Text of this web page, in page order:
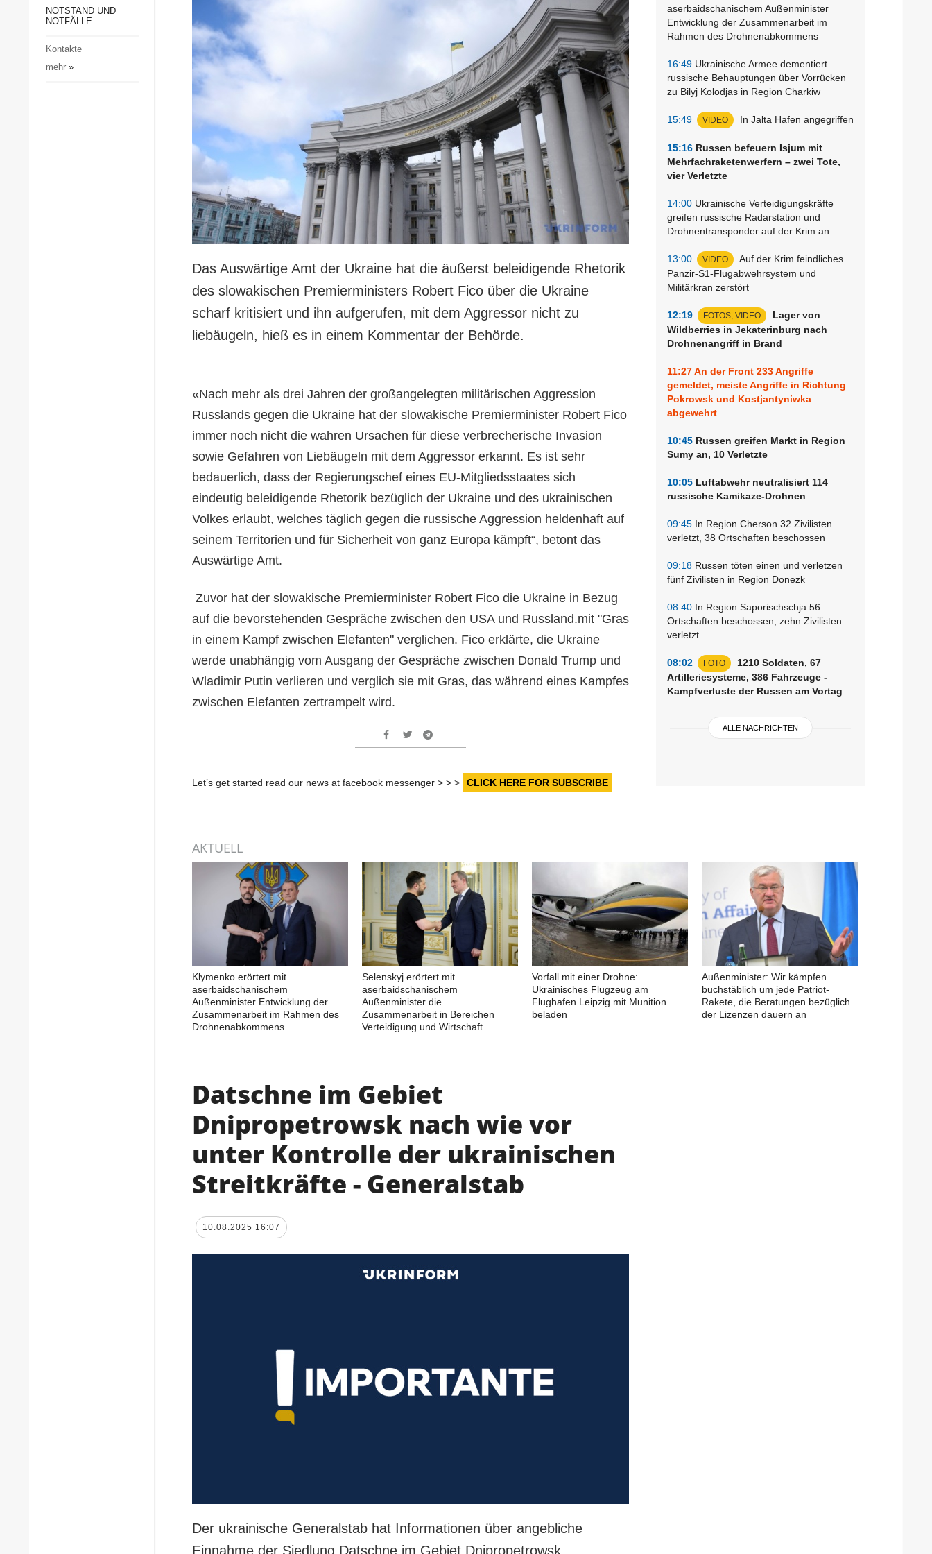
Gesellschaft und Kultur
Notstand und Notfälle
NOTSTAND UND
NOTFÄLLE
Kontakte
mehr»
aserbaidschanischem Außenminister
Entwicklung der Zusammenarbeit im
Rahmen des Drohnenabkommens
16:49 Ukrainische Armee dementiert
russische Behauptungen über Vorrücken
zu Bilyj Kolodjas in Region Charkiw
15:49 VIDEO In Jalta Hafen angegriffen
15:16 Russen befeuern Isjum mit
Mehrfachraketenwerfern – zwei Tote,
vier Verletzte
14:00 Ukrainische Verteidigungskräfte
greifen russische Radarstation und
Drohnentransponder auf der Krim an
13:00 VIDEO
Auf der Krim feindliches
Panzir-S1-Flugabwehrsystem und
Militärkran zerstört
12:19 FOTOS, VIDEO
Lager von
Wildberries in Jekaterinburg nach
Drohnenangriff in Brand
11:27An der Front 233 Angriffe
gemeldet, meiste Angriffe in Richtung
Pokrowsk und Kostjantyniwka
abgewehrt
10:45 Russen greifen Markt in Region
Sumy an, 10 Verletzte
10:05 Luftabwehr neutralisiert 114
russische Kamikaze-Drohnen
09:45 In Region Cherson 32 Zivilisten
verletzt, 38 Ortschaften beschossen
09:18 Russen töten einen und verletzen
fünf Zivilisten in Region Donezk
08:40 In Region Saporischschja 56
Ortschaften beschossen, zehn Zivilisten
verletzt
08:02 FOTO
1210 Soldaten, 67
Artilleriesysteme, 386 Fahrzeuge -
Kampfverluste der Russen am Vortag
ALLE NACHRICHTEN
Das Auswärtige Amt der Ukraine hat die äußerst beleidigende Rhetorik
des slowakischen Premierministers Robert Fico über die Ukraine
scharf kritisiert und ihn aufgerufen, mit dem Aggressor nicht zu
liebäugeln, hieß es in einem Kommentar der Behörde.
«Nach mehr als drei Jahren der großangelegten militärischen Aggression
Russlands gegen die Ukraine hat der slowakische Premierminister Robert Fico
immer noch nicht die wahren Ursachen für diese verbrecherische Invasion
sowie Gefahren von Liebäugeln mit dem Aggressor erkannt. Es ist sehr
bedauerlich, dass der Regierungschef eines EU-Mitgliedsstaates sich
eindeutig beleidigende Rhetorik bezüglich der Ukraine und des ukrainischen
Volkes erlaubt, welches täglich gegen die russische Aggression heldenhaft auf
seinem Territorien und für Sicherheit von ganz Europa kämpft“, betont das
Auswärtige Amt.
Zuvor hat der slowakische Premierminister Robert Fico die Ukraine in Bezug
auf die bevorstehenden Gespräche zwischen den USA und Russland.mit "Gras
in einem Kampf zwischen Elefanten" verglichen. Fico erklärte, die Ukraine
werde unabhängig vom Ausgang der Gespräche zwischen Donald Trump und
Wladimir Putin verlieren und verglich sie mit Gras, das während eines Kampfes
zwischen Elefanten zertrampelt wird.
Let’s get started read our news at facebook messenger > > > CLICK HERE FOR SUBSCRIBE
AKTUELL
Klymenko erörtert mit
aserbaidschanischem
Außenminister Entwicklung der
Zusammenarbeit im Rahmen des
Drohnenabkommens
Selenskyj erörtert mit
aserbaidschanischem
Außenminister die
Zusammenarbeit in Bereichen
Verteidigung und Wirtschaft
Vorfall mit einer Drohne:
Ukrainisches Flugzeug am
Flughafen Leipzig mit Munition
beladen
Außenminister: Wir kämpfen
buchstäblich um jede Patriot-
Rakete, die Beratungen bezüglich
der Lizenzen dauern an
Datschne im Gebiet
Dnipropetrowsk nach wie vor
unter Kontrolle der ukrainischen
Streitkräfte - Generalstab
10.08.2025 16:07
Der ukrainische Generalstab hat Informationen über angebliche
Einnahme der Siedlung Datschne im Gebiet Dnipropetrowsk